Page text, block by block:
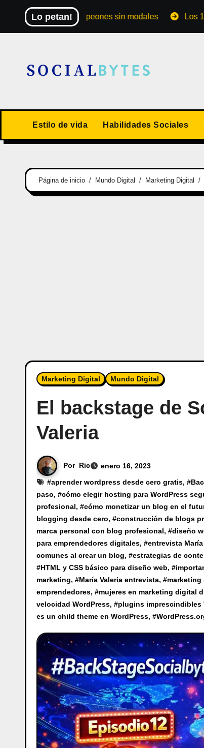
contenido
Lo petan!
de los campeones sin modales Los 10 valores
Estilo de vida Habilidades Sociales
Página de inicio Mundo Digital Marketing Digital
Marketing Digital Mundo Digital
El backstage de
Valeria
Por Ric
enero 16, 2023
#aprender wordpress desde cero gratis, #
paso, #cómo elegir hosting para WordPress
profesional, #cómo monetizar un blog en el
blogging desde cero, #construcción de blogs
marca personal con blog profesional, #diseño
para emprendedores digitales, #entrevista
comunes al crear un blog, #estrategias de
#HTML y CSS básico para diseño web, #
marketing, #María Valeria entrevista, #
emprendedores, #mujeres en marketing digital
velocidad WordPress, #plugins imprescindibles
es un child theme en WordPress, #